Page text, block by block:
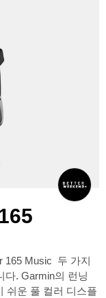
165 Music 두 가지
다. Garmin의 런닝
쉬운 풀 컬러 디스플